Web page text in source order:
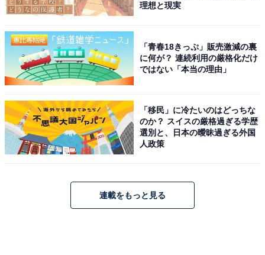
理想と現実
「青春18きっぷ」販売激減の裏
に何が？ 連続利用の厳格化だけ
ではない「本当の理由」
「移民」に冷たいのはどっちな
のか？ スイスの厳格過ぎる学歴
選別と、日本の曖昧過ぎる外国
人政策
連載をもっと見る